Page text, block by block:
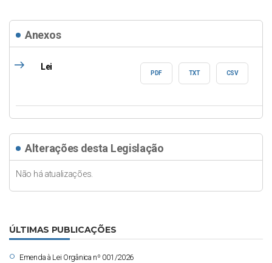
Anexos
east Lei
PDF TXT CSV
Alterações desta Legislação
Não há atualizações.
ÚLTIMAS PUBLICAÇÕES
circle Emenda à Lei Orgânica nº 001/2026